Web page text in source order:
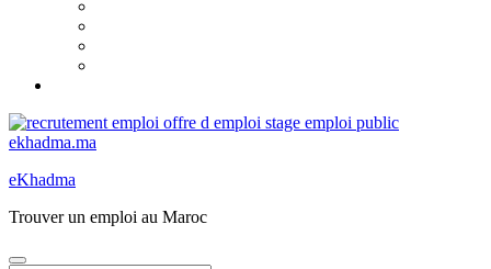
eKhadma
Trouver un emploi au Maroc